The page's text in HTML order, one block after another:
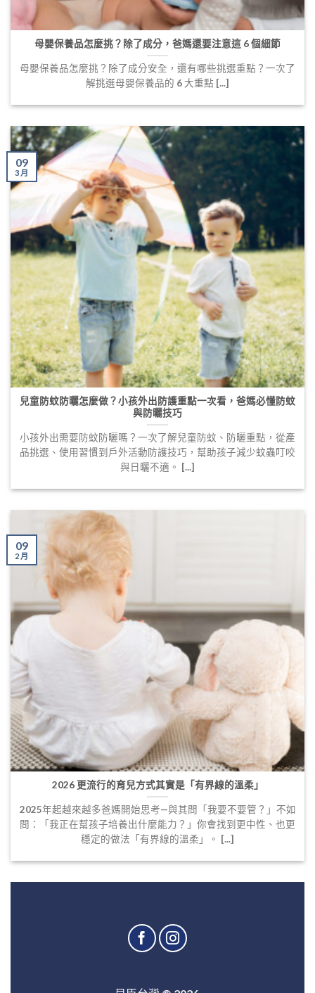
母嬰保養品怎麼挑？除了成分，爸媽還要注意這 6 個細節
母嬰保養品怎麼挑？除了成分安全，還有哪些挑選重點？一次了
解挑選母嬰保養品的 6 大重點 [...]
兒童防蚊防曬怎麼做？小孩外出防護重點一次看，爸媽必懂防蚊
與防曬技巧
小孩外出需要防蚊防曬嗎？一次了解兒童防蚊、防曬重點，從產
品挑選、使用習慣到戶外活動防護技巧，幫助孩子減少蚊蟲叮咬
與日曬不適。 [...]
09
3 月
2026 更流行的育兒方式其實是「有界線的溫柔」
2025年起越來越多爸媽開始思考—與其問「我要不要管？」不如
問：「我正在幫孩子培養出什麼能力？」你會找到更中性、也更
穩定的做法「有界線的溫柔」。 [...]
09
2 月